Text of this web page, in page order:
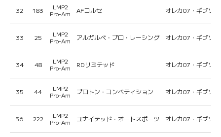
32 183
LMP2
Pro-Am
AFコルセ オレカ07・ギブソン
33 25
LMP2
Pro-Am
アルガルベ・プロ・レーシング オレカ07・ギブソン
34 48
LMP2
Pro-Am
RDリミテッド オレカ07・ギブソン
35 44
LMP2
Pro-Am
プロトン・コンペティション オレカ07・ギブソン
36 222
LMP2
Pro-Am
ユナイテッド・オートスポーツ オレカ07・ギブソン